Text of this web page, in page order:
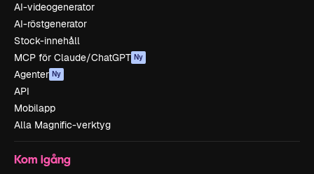
AI-videogenerator
AI-röstgenerator
Stock-innehåll
MCP för Claude/ChatGPT Ny
Agenter Ny
API
Mobilapp
Alla Magnific-verktyg
Kom igång